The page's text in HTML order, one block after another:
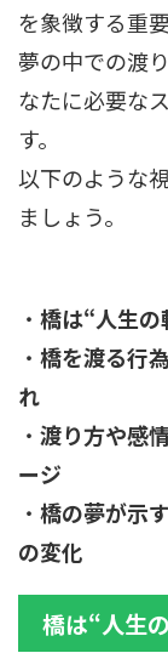
を象徴する重
夢の中での渡
なたに必要な
す。
以下のような
ましょう。
・ 橋は“人生
・ 橋を渡る行
れ
・ 渡り方や感
ージ
・ 橋の夢が示
の変化
橋は“人生